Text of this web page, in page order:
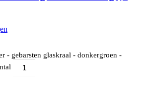
- gebarsten glaskraal - donkergroen -